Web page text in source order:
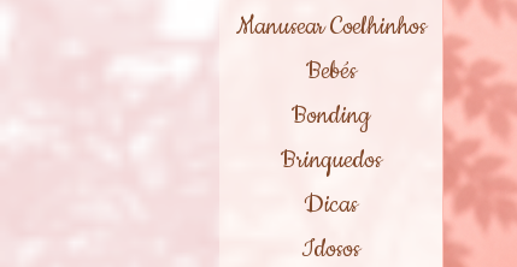
Manusear Coelhinhos
Bebés
Bonding
Brinquedos
Dicas
Idosos